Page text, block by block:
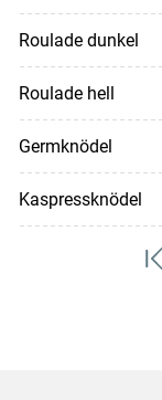
Roulade dunkel
Roulade hell
Germknödel
Kaspressknödel